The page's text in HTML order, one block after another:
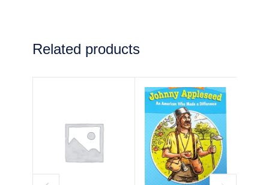
Related products